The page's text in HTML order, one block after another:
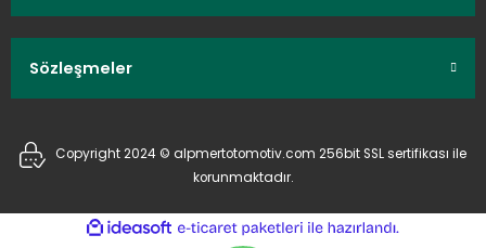
Sözleşmeler
Copyright 2024 © alpmertotomotiv.com 256bit SSL sertifikası ile
korunmaktadır.
ideasoft
e-